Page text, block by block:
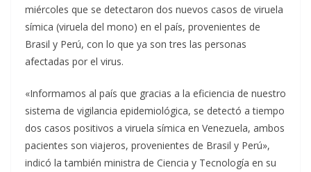
miércoles que se detectaron dos nuevos casos de viruela
símica (viruela del mono) en el país, provenientes de
Brasil y Perú, con lo que ya son tres las personas
afectadas por el virus.
«Informamos al país que gracias a la eficiencia de nuestro
sistema de vigilancia epidemiológica, se detectó a tiempo
dos casos positivos a viruela símica en Venezuela, ambos
pacientes son viajeros, provenientes de Brasil y Perú»,
indicó la también ministra de Ciencia y Tecnología en su